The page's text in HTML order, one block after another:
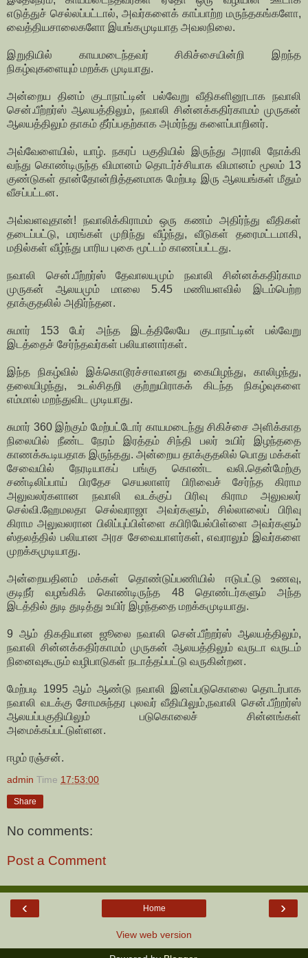
எடுத்துச் செல்லப்பட்டால், அவர்களைக் காப்பாற்ற மருந்தகங்களோ,
வைத்தியசாலைகளோ இயங்கமுடியாத அவலநிலை.
இறுதியில் காயமடைந்தவர் சிகிச்சையின்றி இறந்த
நிகழ்வுகளையும் மறக்க முடியாது.
அன்றைய தினம் குடாநாட்டின் பல்வேறு வீதிகளினூடாக நவாலி
சென்.பீற்றர்ஸ் ஆலயத்திலும், நவாலி சின்னக்கதிர்காமம் முருகன்
ஆலயத்திலும் தாகம் தீர்ப்பதற்காக அமர்ந்து களைப்பாறினர்.
அவ்வேளையில், யாழ். நகரப் பகுதியில் இருந்து அராலி நோக்கி
வந்து கொண்டிருந்த விமானம் தொடர்ச்சியாக விமானம் மூலம் 13
குண்டுகள் தான்தோன்றித்தனமாக மேற்படி இரு ஆலயங்கள் மீதும்
வீசப்பட்டன.
அவ்வளவுதான்! நவாலிக்கிராமம் ஒரு கணம் அதிர்ந்து வீதிகள்
தடைப்பட்டு, மரங்கள் முறிந்து வீழ்ந்து, வீடுகள் தரைமட்டமாகி,
மதில்கள் வீழ்ந்து பாரிய புகை மூட்டம் காணப்பட்டது.
நவாலி சென்.பீற்றர்ஸ் தேவாலயமும் நவாலி சின்னக்கதிர்காம
முருகன் ஆலயமும் மாலை 5.45 மணியளவில் இடம்பெற்ற
தாக்குதலில் அதிர்ந்தன.
சுமார் 153 பேர் அந்த இடத்திலேயே குடாநாட்டின் பல்வேறு
இடத்தைச் சேர்ந்தவர்கள் பலியானார்கள்.
இந்த நிகழ்வில் இக்கொடூரச்சாவானது கையிழந்து, காலிழந்து,
தலையிழந்து, உடல்சிதறி குற்றுயிராகக் கிடந்த நிகழ்வுகளை
எம்மால் மறந்துவிட முடியாது.
சுமார் 360 இற்கும் மேற்பட்டோர் காயமடைந்து சிகிச்சை அளிக்காத
நிலையில் நீண்ட நேரம் இரத்தம் சிந்தி பலர் உயிர் இழந்ததை
காணக்கூடியதாக இருந்தது. அன்றைய தாக்குதலில் பொது மக்கள்
சேவையில் நேரடியாகப் பங்கு கொண்ட வலி.தென்மேற்கு
சண்டிலிப்பாய் பிரதேச செயலாளர் பிரிவைச் சேர்ந்த கிராம
அலுவலர்களான நவாலி வடக்குப் பிரிவு கிராம அலுவலர்
செல்வி.ஹேமலதா செல்வராஜா அவர்களும், சில்லாலைப் பிரிவு
கிராம அலுவலரான பிலிப்புப்பிள்ளை கபிரியேல்பிள்ளை அவர்களும்
ஸ்தலத்தில் பலியான அரச சேவையாளர்கள், எவராலும் இவர்களை
முறக்கமுடியாது.
அன்றையதினம் மக்கள் தொண்டுப்பணியில் ஈடுபட்டு உணவு,
குடிநீர் வழங்கிக் கொண்டிருந்த 48 தொண்டர்களும் அந்த
இடத்தில் துடி துடித்து உயிர் இழந்ததை மறக்கமுடியாது.
9 ஆம் திகதியான ஜூலை நவாலி சென்.பீற்றர்ஸ் ஆலயத்திலும்,
நவாலி சின்னக்கதிர்காமம் முருகன் ஆலயத்திலும் வருடா வருடம்
நினைவுகூரும் வழிபாடுகள் நடாத்தப்பட்டு வருகின்றன.
மேற்படி 1995 ஆம் ஆண்டு நவாலி இனப்படுகொலை தொடர்பாக
நவாலி வடக்கு சோமசுந்தர புலவர் வீதியிலும்,நவாலி சென்.பீற்றர்ஸ்
ஆலயப்பகுதியிலும் படுகொலைச் சின்னங்கள்
அமைக்கப்பட்டுள்ளன.
ஈழம் ரஞ்சன்.
admin Time 17:53:00
Share
No comments:
Post a Comment
‹ ›
Home
View web version